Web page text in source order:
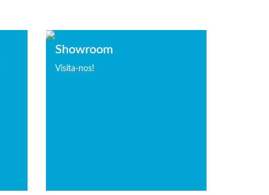
Showroom
Visita-nos!